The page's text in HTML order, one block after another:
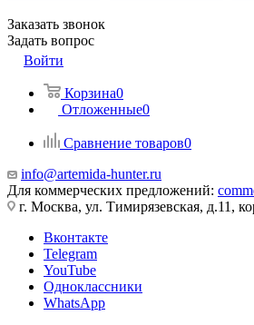
Заказать звонок
Задать вопрос
Войти
Корзина0
Отложенные0
Сравнение товаров0
info@artemida-hunter.ru
Для коммерческих предложений:
г. Москва, ул. Тимирязевская, д.11,
Вконтакте
Telegram
YouTube
Одноклассники
WhatsApp